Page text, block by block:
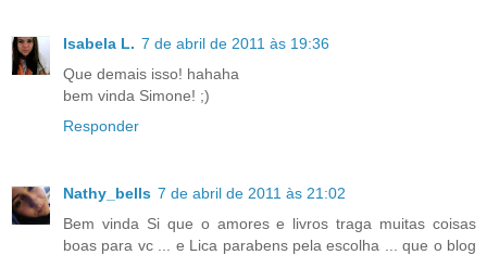
Isabela L. 7 de abril de 2011 às 19:36
Que demais isso! hahaha
bem vinda Simone! ;)
Responder
Nathy_bells 7 de abril de 2011 às 21:02
Bem vinda Si que o amores e livros traga muitas coisas
boas para vc ... e Lica parabens pela escolha ... que o blog